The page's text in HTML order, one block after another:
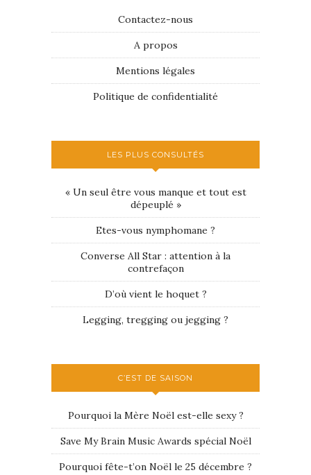
Contactez-nous
A propos
Mentions légales
Politique de confidentialité
LES PLUS CONSULTÉS
« Un seul être vous manque et tout est
dépeuplé »
Etes-vous nymphomane ?
Converse All Star : attention à la
contrefaçon
D’où vient le hoquet ?
Legging, tregging ou jegging ?
C’EST DE SAISON
Pourquoi la Mère Noël est-elle sexy ?
Save My Brain Music Awards spécial Noël
Pourquoi fête-t’on Noël le 25 décembre ?